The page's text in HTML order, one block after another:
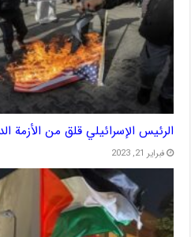
الرئيس الإسرائيلي قلق من الأزمة
فبراير 21, 2023